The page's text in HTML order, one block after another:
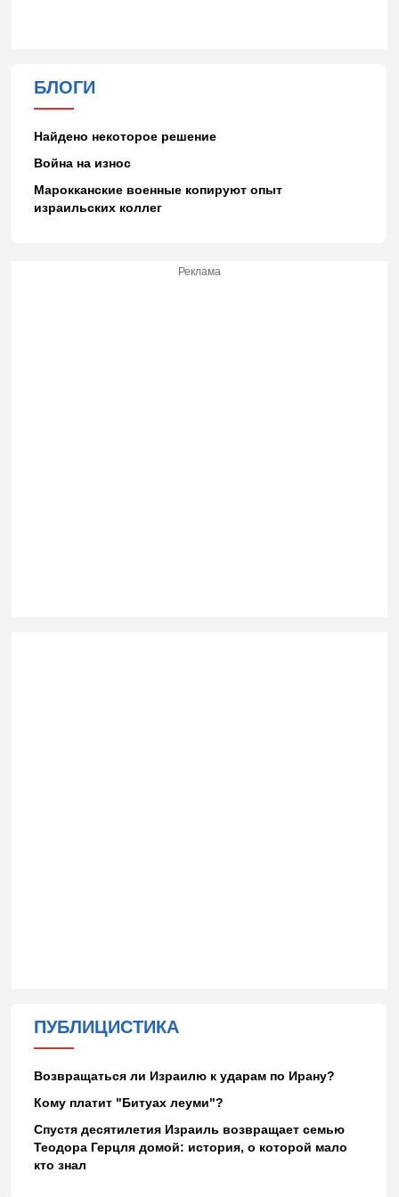
БЛОГИ
Найдено некоторое решение
Война на износ
Марокканские военные копируют опыт
израильских коллег
Реклама
ПУБЛИЦИСТИКА
Возвращаться ли Израилю к ударам по Ирану?
Кому платит "Битуах леуми"?
Спустя десятилетия Израиль возвращает семью
Теодора Герцля домой: история, о которой мало
кто знал